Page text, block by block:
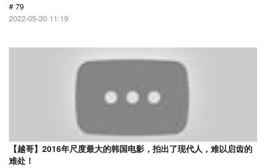
# 79
2022-05-30 11:19
【越哥】2016年尺度最大的韩国电影，拍出了现代人，难以启齿的
难处！